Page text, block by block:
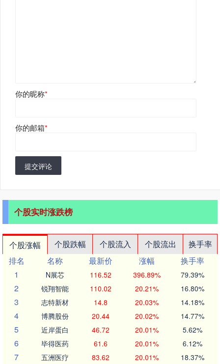
你的昵称*
你的邮箱*
提交评论
个股实时涨跌榜
个股涨幅 个股跌幅 个股流入 个股流出
换手率
排名
名称 最新价 涨幅
换手率
1
N展芯 116.52 396.89% 79.39%
2 锐翔智能 110.02 20.21% 16.80%
3 志特新材 14.8 20.03% 14.18%
4 博腾股份 20.44 20.02% 14.77%
5 近岸蛋白 46.72 20.01% 5.62%
6 毕得医药 61.6 20.01% 6.12%
7 五洲医疗 83.62 20.01% 18.37%